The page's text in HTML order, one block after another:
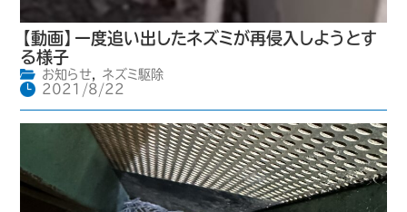
【動画】一度追い出したネズミが再侵入しようとす
る様子
お知らせ,
ネズミ駆除
2021/8/22